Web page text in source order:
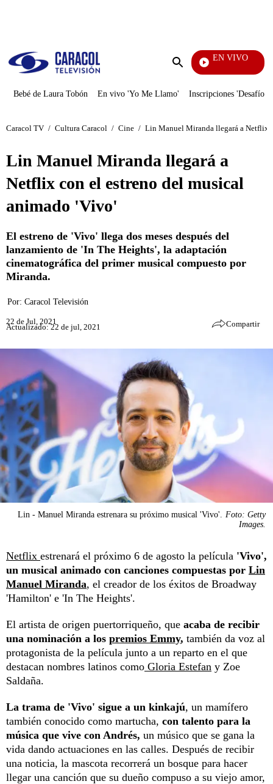
Enviar
EN VIVO
Vecinos
Bebé de Laura Tobón En vivo 'Yo Me Llamo' Inscripciones 'Desafío'
Caracol TV / Cultura Caracol / Cine / Lin Manuel Miranda llegará a Netflix
Lin Manuel Miranda llegará a
Netflix con el estreno del musical
animado 'Vivo'
El estreno de 'Vivo' llega dos meses después del
lanzamiento de 'In The Heights', la adaptación
cinematográfica del primer musical compuesto por
Miranda.
Por: Caracol Televisión
22 de Jul, 2021
Actualizado: 22 de jul, 2021 Compartir
Lin - Manuel Miranda estrenara su próximo musical 'Vivo'.
Foto: Getty
Images.
Netflix estrenará el próximo 6 de agosto la película 'Vivo',
un musical animado con canciones compuestas por Lin
Manuel Miranda, el creador de los éxitos de Broadway
'Hamilton' e 'In The Heights'.
El artista de origen puertorriqueño, que acaba de recibir
una nominación a los premios Emmy, también da voz al
protagonista de la película junto a un reparto en el que
destacan nombres latinos como Gloria Estefan y Zoe
Saldaña.
La trama de 'Vivo' sigue a un kinkajú, un mamífero
también conocido como martucha, con talento para la
música que vive con Andrés, un músico que se gana la
vida dando actuaciones en las calles. Después de recibir
una noticia, la mascota recorrerá un bosque para hacer
llegar una canción que su dueño compuso a su viejo amor,